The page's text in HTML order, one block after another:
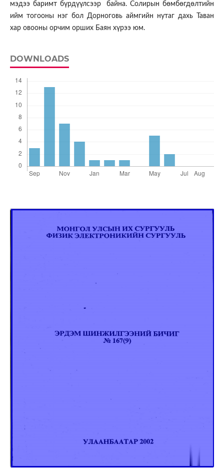
мэдээ баримт бүрдүүлсээр байна. Солирын бөмбөгдөлтийн
ийм тогооны нэг бол Дорноговь аймгийн нутаг дахь Таван
хар овооны орчим орших Баян хүрээ юм.
DOWNLOADS